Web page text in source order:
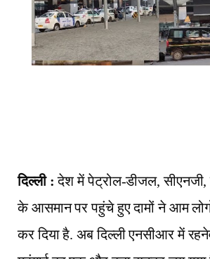
दिल्ली : देश में पेट्रोल-डीजल, सीएनजी,
के आसमान पर पहुंचे हुए दामों ने आम
कर दिया है. अब दिल्ली एनसीआर में